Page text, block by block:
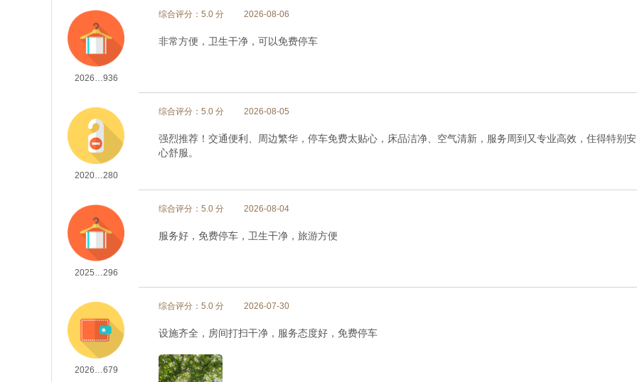
2026…936
综合评分：5.0 分 2026-08-06
非常方便，卫生干净，可以免费停车
2020…280
综合评分：5.0 分 2026-08-05
强烈推荐！交通便利、周边繁华，停车免费太贴心，床品洁净、空气清新，服务周到又专业高效，住得特别安
心舒服。
2025…296
综合评分：5.0 分 2026-08-04
服务好，免费停车，卫生干净，旅游方便
2026…679
综合评分：5.0 分 2026-07-30
设施齐全，房间打扫干净，服务态度好，免费停车